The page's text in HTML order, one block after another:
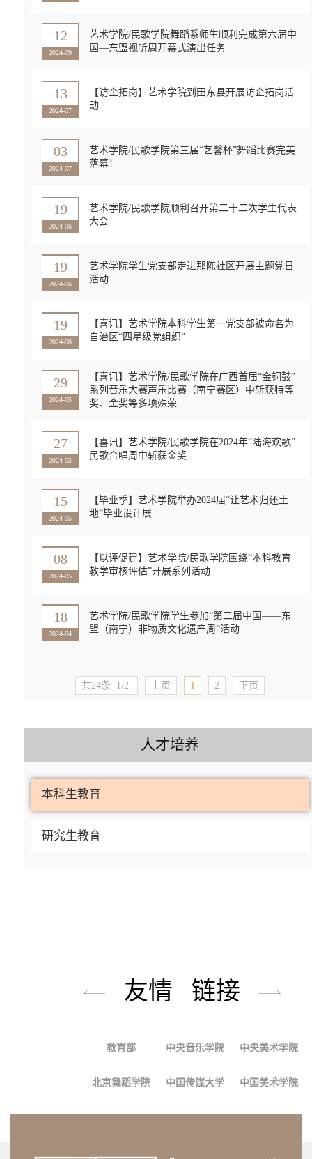
12
2024-09
艺术学院/民歌学院舞蹈系师生顺利完成第六届中
国—东盟视听周开幕式演出任务
13
2024-07
【访企拓岗】艺术学院到田东县开展访企拓岗活
动
03
2024-07
艺术学院/民歌学院第三届“艺馨杯”舞蹈比赛完美
落幕！
19
2024-06
艺术学院/民歌学院顺利召开第二十二次学生代表
大会
19
2024-06
艺术学院学生党支部走进那陈社区开展主题党日
活动
19
2024-06
【喜讯】艺术学院本科学生第一党支部被命名为
自治区“四星级党组织”
29
2024-05
【喜讯】艺术学院/民歌学院在广西首届“金铜鼓”
系列音乐大赛声乐比赛（南宁赛区）中斩获特等
奖、金奖等多项殊荣
27
2024-05
【喜讯】艺术学院/民歌学院在2024年“陆海欢歌”
民歌合唱周中斩获金奖
15
2024-05
【毕业季】艺术学院举办2024届“让艺术归还土
地”毕业设计展
08
2024-05
【以评促建】艺术学院/民歌学院围绕“本科教育
教学审核评估”开展系列活动
18
2024-04
艺术学院/民歌学院学生参加“第二届中国——东
盟（南宁）非物质文化遗产周”活动
共24条 1/2 上页 1 2 下页
人才培养
本科生教育
研究生教育
友情 链接
教育部 中央音乐学院 中央美术学院
北京舞蹈学院 中国传媒大学 中国美术学院